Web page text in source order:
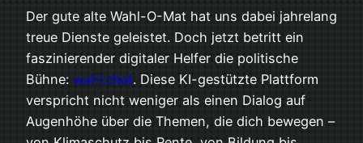
Der gute alte Wahl-O-Mat hat uns dabei jahrelang
treue Dienste geleistet. Doch jetzt betritt ein
faszinierender digitaler Helfer die politische
Bühne: wahl.chat. Diese KI-gestützte Plattform
verspricht nicht weniger als einen Dialog auf
Augenhöhe über die Themen, die dich bewegen –